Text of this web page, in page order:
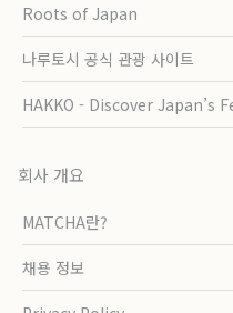
Roots of Japan
나루토시 공식 관광 사이트
HAKKO - Discover Japan’s
회사 개요
MATCHA란?
채용 정보